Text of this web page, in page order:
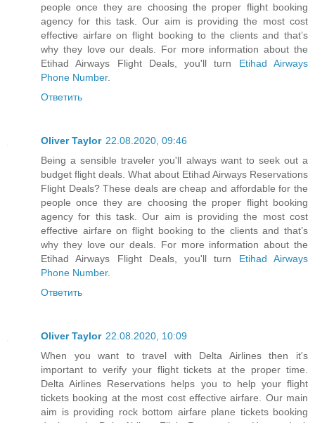
people once they are choosing the proper flight booking
agency for this task. Our aim is providing the most cost
effective airfare on flight booking to the clients and that’s
why they love our deals. For more information about the
Etihad Airways Flight Deals, you'll turn Etihad Airways
Phone Number.
Ответить
Oliver Taylor 22.08.2020, 09:46
Being a sensible traveler you'll always want to seek out a
budget flight deals. What about Etihad Airways Reservations
Flight Deals? These deals are cheap and affordable for the
people once they are choosing the proper flight booking
agency for this task. Our aim is providing the most cost
effective airfare on flight booking to the clients and that’s
why they love our deals. For more information about the
Etihad Airways Flight Deals, you'll turn Etihad Airways
Phone Number.
Ответить
Oliver Taylor 22.08.2020, 10:09
When you want to travel with Delta Airlines then it's
important to verify your flight tickets at the proper time.
Delta Airlines Reservations helps you to help your flight
tickets booking at the most cost effective airfare. Our main
aim is providing rock bottom airfare plane tickets booking